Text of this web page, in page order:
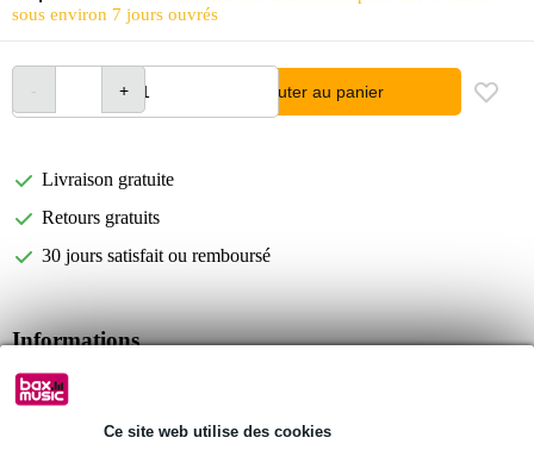
Ce site web utilise des cookies
sous environ 7 jours ouvrés
Ajouter au panier
Livraison gratuite
Retours gratuits
30 jours satisfait ou remboursé
Informations
housse à roulettes pour cymbales Ahead Armor Cases